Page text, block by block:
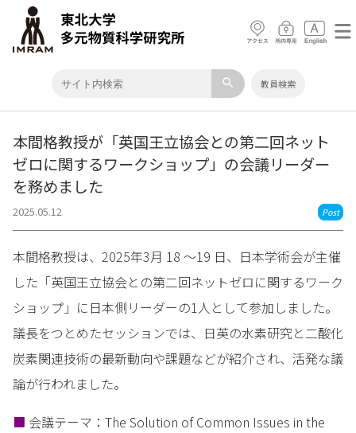
search 教員検索
本間格教授が「英国王立協会との第二回ネット
ゼロに関するワークショップ」の会議リーダー
を務めました
2025.05.12 Post
本間格教授は、2025年3月 18 ～19 日、日本学術会が主催
した「英国王立協会との第二回ネットゼロに関するワーク
ショップ」に日本側リーダーの1人として参加しました。
議長をつとめたセッションでは、日英の水素研究と二酸化
炭素関連技術の最新動向や課題などが紹介され、活発な議
論が行われました。
■ 会議テーマ：The Solution of Common Issues in the